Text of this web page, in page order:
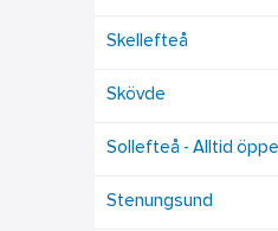
Skellefteå
Skövde
Sollefteå - Alltid
Stenungsund